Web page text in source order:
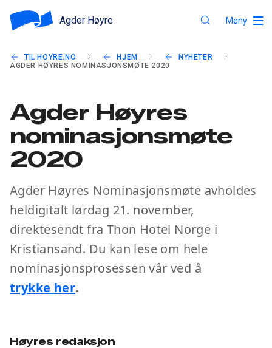
Agder Høyre Meny
TIL HOYRE.NO HJEM
NYHETER
AGDER HØYRES NOMINASJONSMØTE 2020
Agder Høyres
nominasjonsmøte
2020
Agder Høyres Nominasjonsmøte avholdes
heldigitalt lørdag 21. november,
direktesendt fra Thon Hotel Norge i
Kristiansand. Du kan lese om hele
nominasjonsprosessen vår ved å
trykke her.
Høyres redaksjon